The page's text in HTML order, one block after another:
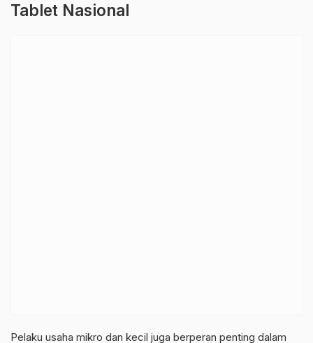
Tablet Nasional
Pelaku usaha mikro dan kecil juga berperan penting dalam